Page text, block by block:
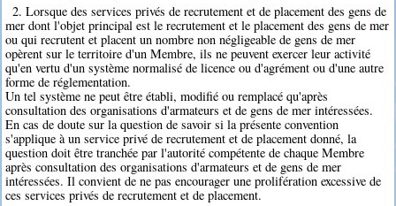
2. Lorsque des services privés de recrutement et de placement des gens de
mer dont l'objet principal est le recrutement et le placement des gens de mer
ou qui recrutent et placent un nombre non négligeable de gens de mer
opèrent sur le territoire d'un Membre, ils ne peuvent exercer leur activité
qu'en vertu d'un système normalisé de licence ou d'agrément ou d'une autre
forme de réglementation.
Un tel système ne peut être établi, modifié ou remplacé qu'après
consultation des organisations d'armateurs et de gens de mer intéressées.
En cas de doute sur la question de savoir si la présente convention
s'applique à un service privé de recrutement et de placement donné, la
question doit être tranchée par l'autorité compétente de chaque Membre
après consultation des organisations d'armateurs et de gens de mer
intéressées. Il convient de ne pas encourager une prolifération excessive de
ces services privés de recrutement et de placement.